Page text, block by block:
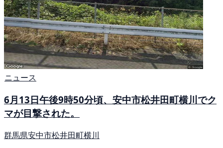
ニュース
6月13日午後9時50分頃、安中市松井田町横川でク
マが目撃された。
群馬県安中市松井田町横川